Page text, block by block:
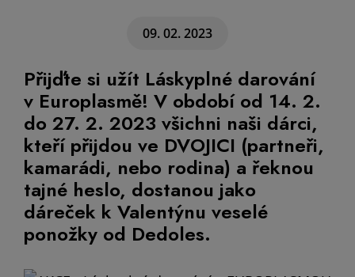
09. 02. 2023
Přijďte si užít Láskyplné darování
v Europlasmě! V období od 14. 2.
do 27. 2. 2023 všichni naši dárci,
kteří přijdou ve DVOJICI (partneři,
kamarádi, nebo rodina) a řeknou
tajné heslo, dostanou jako
dáreček k Valentýnu veselé
ponožky od Dedoles.